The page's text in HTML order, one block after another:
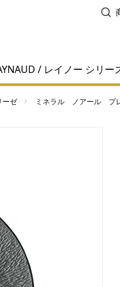
/ レイノー シリー
ーゼ ミネラル ノアール プ